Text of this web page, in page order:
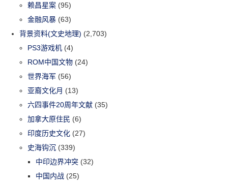
赖昌星案 (95)
金融风暴 (63)
背景资料(文史地理) (2,703)
PS3游戏机 (4)
ROM中国文物 (24)
世界海军 (56)
亚裔文化月 (13)
六四事件20周年文献 (35)
加拿大原住民 (6)
印度历史文化 (27)
史海钩沉 (339)
中印边界冲突 (32)
中国内战 (25)